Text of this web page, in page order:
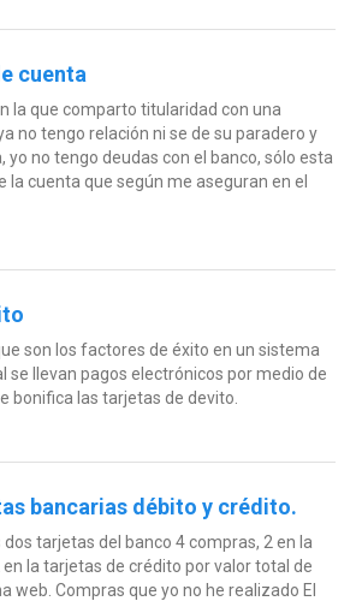
cuenta
la que comparto titularidad con una
no tengo relación ni se de su paradero y
yo no tengo deudas con el banco, sólo esta
la cuenta que según me aseguran en el
son los factores de éxito en un sistema
se llevan pagos electrónicos por medio de
bonifica las tarjetas de devito.
bancarias débito y crédito.
tarjetas del banco 4 compras, 2 en la
la tarjetas de crédito por valor total de
web. Compras que yo no he realizado El